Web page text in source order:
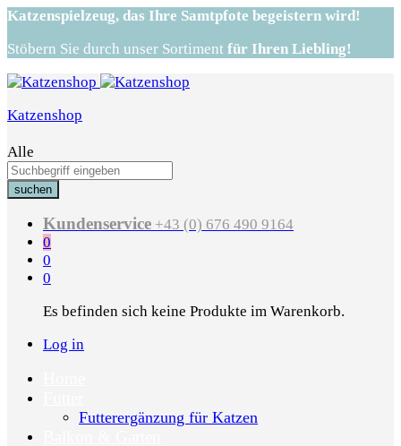
Katzenspielzeug, das Ihre Samtpfote begeistern wird!
Stöbern Sie durch unser Sortiment für Ihren Liebling!
Katzenshop
Alle
suchen
Kundenservice +43 (0) 676 490 9164
0
0
0
Es befinden sich keine Produkte im Warenkorb.
Log in
Futterergänzung für Katzen